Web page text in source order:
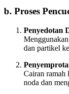
b. Proses
Penyedotan
dan partikel
Cairan ramah
noda dan